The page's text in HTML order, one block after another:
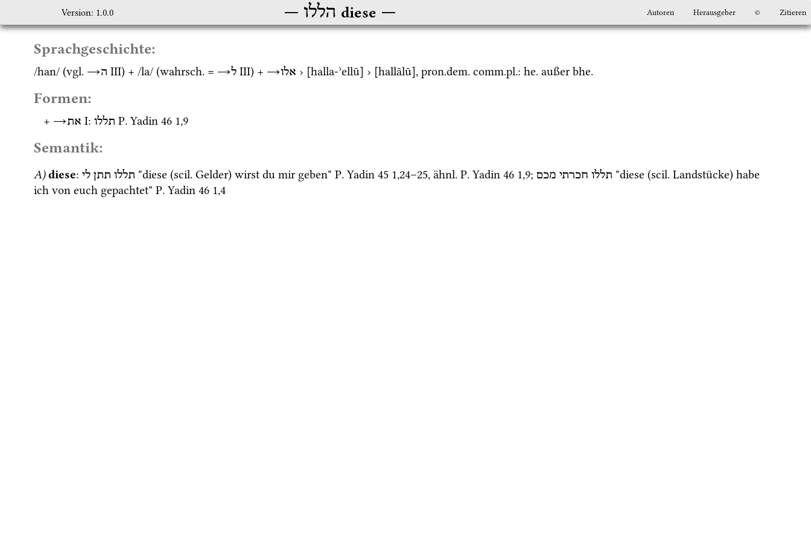
הללו diese
Version: 1.0.0 Autoren Herausgeber © Zitieren
Sprachgeschichte:
/han/ (vgl. →ה ‎ III) + /la/ (wahrsch. = →ל ‎ III) + →אלו › [halla-ʾellū] › [hallālū], pron.dem. comm.pl.: he. außer bhe.
Formen:
+ →את ‎ I: תללו P. Yadin 46 1,9
Semantik:
A)diese: תללו תתן לי "diese (scil. Gelder) wirst du mir geben" P. Yadin 45 1,24–25, ähnl. P. Yadin 46 1,9; תללו חכרתי מכם "diese (scil. Landstücke) habe
ich von euch gepachtet" P. Yadin 46 1,4